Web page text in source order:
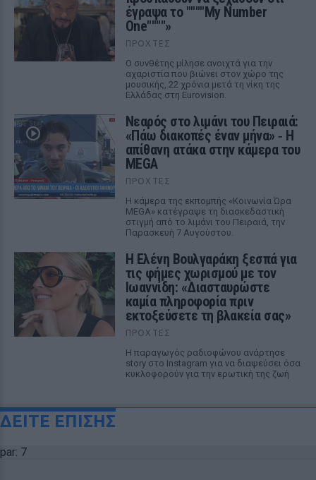
έγραψα το """"My Number
One""""»
ΠΡΟΧΤΈΣ
Ο συνθέτης μίλησε ανοιχτά για την
αχαριστία που βιώνει στον χώρο της
μουσικής, 22 χρόνια μετά τη νίκη της
Ελλάδας στη Eurovision.
Νεαρός στο λιμάνι του Πειραιά:
«Πάω διακοπές έναν μήνα» ‑ Η
απίθανη ατάκα στην κάμερα του
MEGA
ΠΡΟΧΤΈΣ
Η κάμερα της εκπομπής «Κοινωνία Ώρα
MEGA» κατέγραψε τη διασκεδαστική
στιγμή από το λιμάνι του Πειραιά, την
Παρασκευή 7 Αυγούστου.
Η Ελένη Βουλγαράκη ξεσπά για
τις φήμες χωρισμού με τον
Ιωαννίδη: «Διασταυρώστε
καμία πληροφορία πριν
εκτοξεύσετε τη βλακεία σας»
ΠΡΟΧΤΈΣ
Η παραγωγός ραδιοφώνου ανάρτησε
story στο Instagram για να διαψεύσει όσα
κυκλοφορούν για την ερωτική της ζωή
ΔΕΙΤΕ ΕΠΙΣΗΣ
par: 7